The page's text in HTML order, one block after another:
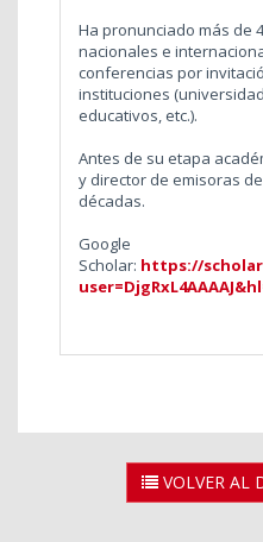
Ha pronunciado más de
nacionales e
conferencias por
instituciones
educativos, etc.).
Antes de su etapa
y director de emisoras
décadas.
Google
Scholar: https://
VOLVER AL